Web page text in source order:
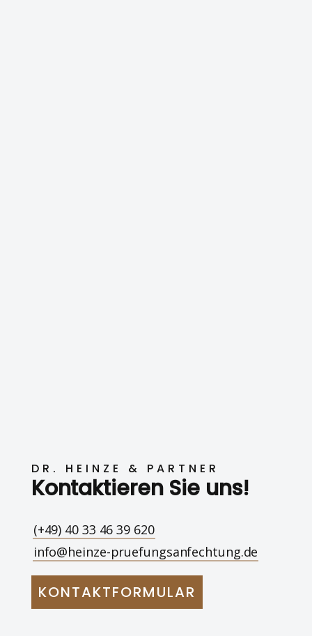
DR. HEINZE & PARTNER
Kontaktieren Sie uns!
(+49) 40 33 46 39 620
info@heinze-pruefungsanfechtung.de
KONTAKTFORMULAR